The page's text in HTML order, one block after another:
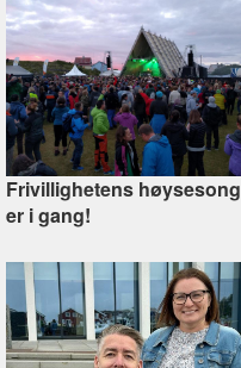
Frivillighetens høysesong
er i gang!